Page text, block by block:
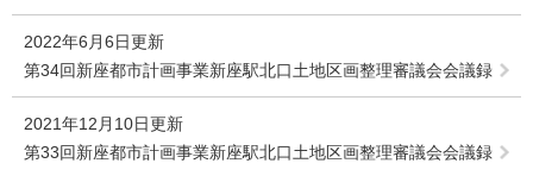
2022年6月6日更新
第34回新座都市計画事業新座駅北口土地区画整理審議会会議録
2021年12月10日更新
第33回新座都市計画事業新座駅北口土地区画整理審議会会議録